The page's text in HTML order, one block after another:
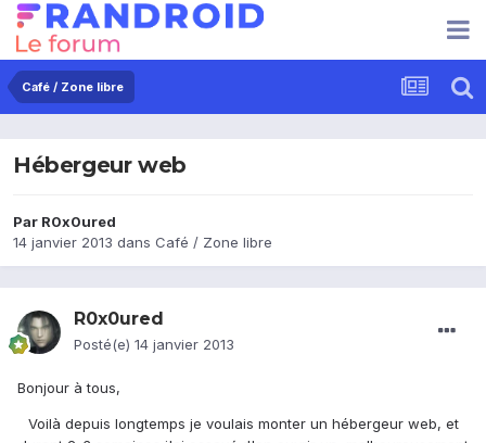
Café / Zone libre
Hébergeur web
Par R0x0ured
14 janvier 2013 dans Café / Zone libre
R0x0ured
Posté(e) 14 janvier 2013
Bonjour à tous,
Voilà depuis longtemps je voulais monter un hébergeur web, et